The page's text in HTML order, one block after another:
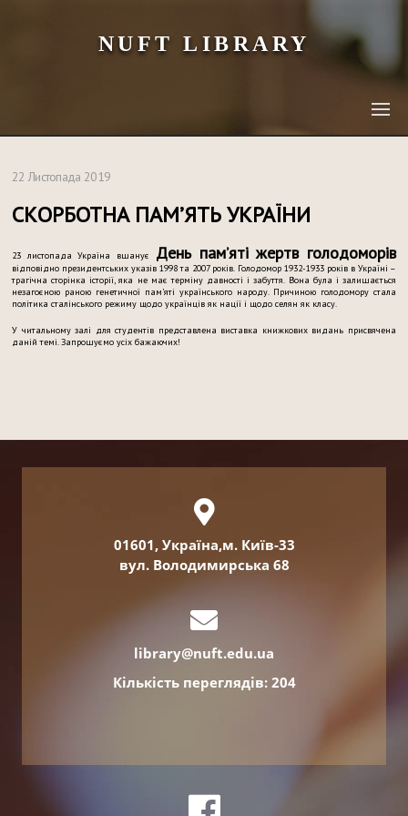
NUFT LIBRARY
22 Листопада 2019
СКОРБОТНА ПАМ’ЯТЬ УКРАЇНИ
23 листопада Україна вшанує День пам’яті жертв голодоморів
відповідно президентських указів 1998 та 2007 років. Голодомор 1932-1933 років в Україні –
трагічна сторінка історії, яка не має терміну давності і забуття. Вона була і залишається
незагоєною раною генетичної пам’яті українського народу. Причиною голодомору стала
політика сталінського режиму щодо українців як нації і щодо селян як класу.
У читальному залі для студентів представлена виставка книжкових видань присвячена
даній темі. Запрошуємо усіх бажаючих!
01601, Україна,м. Київ-33
вул. Володимирська 68
library@nuft.edu.ua
Кількість переглядів: 204